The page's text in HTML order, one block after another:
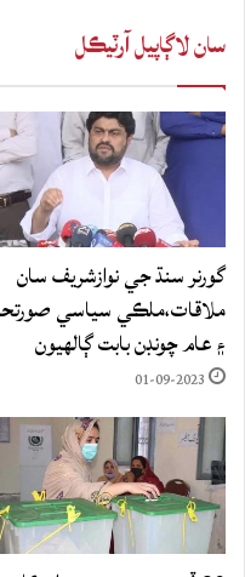
سان لاڳاپيل آرٽيڪل
گورنر سنڌ جي نوازشريف سان
ملاقات،ملڪي سياسي
۽ عام چونڊن بابت ڳالهيون
01-09-2023